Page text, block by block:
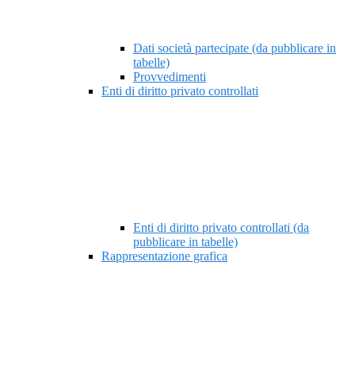
Dati società partecipate (da pubblicare in
tabelle)
Provvedimenti
Enti di diritto privato controllati
Enti di diritto privato controllati (da
pubblicare in tabelle)
Rappresentazione grafica